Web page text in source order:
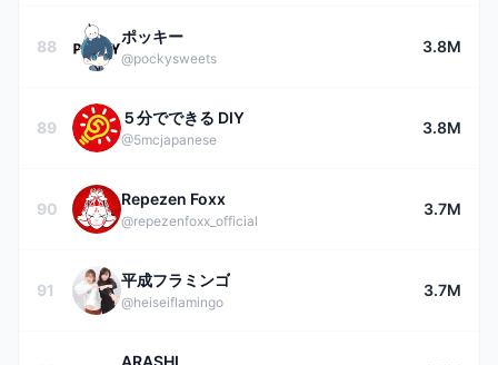
88
ポッキー
@pockysweets
3.8M
89
５分でできる DIY
@5mcjapanese
3.8M
90
Repezen Foxx
@repezenfoxx_official
3.7M
91
平成フラミンゴ
@heiseiflamingo
3.7M
ARASHI